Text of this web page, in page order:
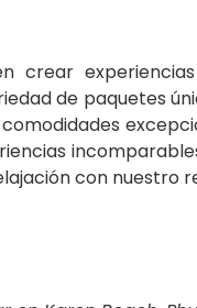
crear
de paquetes
con